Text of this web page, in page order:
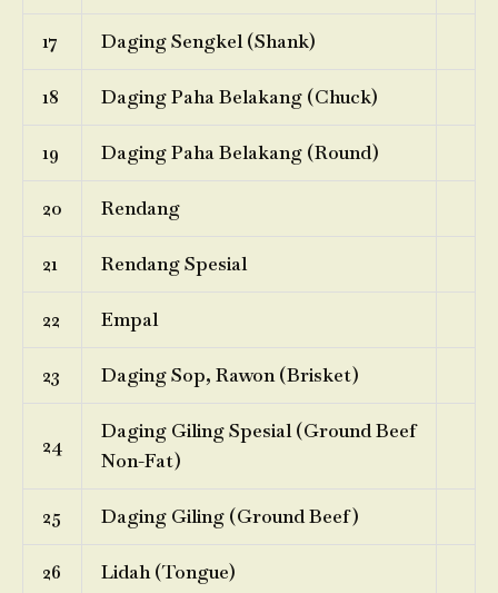
17 Daging Sengkel (Shank)
18 Daging Paha Belakang (Chuck)
19 Daging Paha Belakang (Round)
20 Rendang
21 Rendang Spesial
22 Empal
23 Daging Sop, Rawon (Brisket)
24
Daging Giling Spesial (Ground Beef
Non-Fat)
25 Daging Giling (Ground Beef)
26 Lidah (Tongue)